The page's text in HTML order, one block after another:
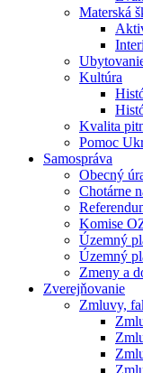
Materská
Kultúra
Kvalita
Pomoc
Samospráva
Obecný
Chotárne
Komise
Územný
Územný
Zmeny a
Zverejňovanie
Zmluvy,